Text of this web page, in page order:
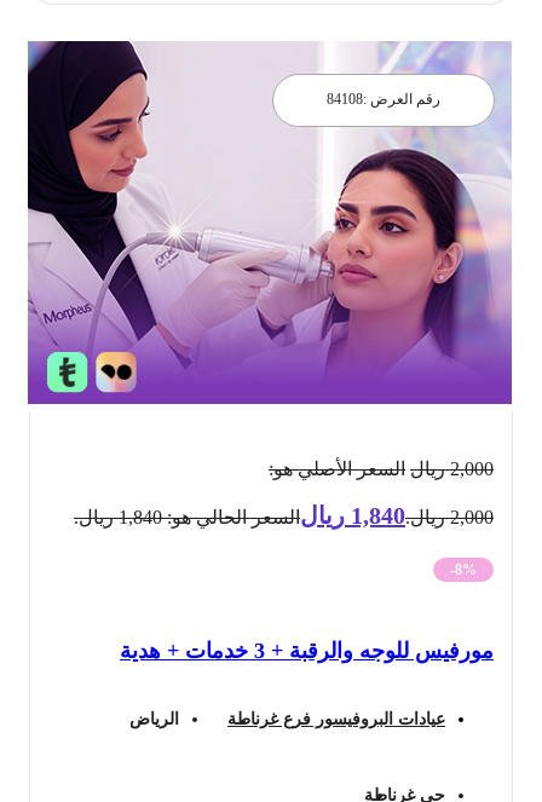
رقم العرض : 84108
2,000 ريال السعر الأصلي هو:
2,000 ريال. 1,840 ريالالسعر الحالي هو: 1,840 ريال.
-8%
مورفيس للوجه والرقبة + 3 خدمات + هدية
عيادات البروفيسور فرع غرناطة الرياض
حي غرناطة